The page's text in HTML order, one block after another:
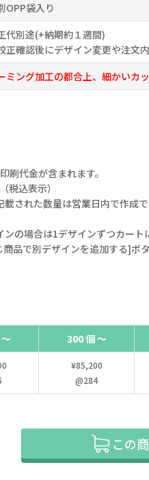
OPP袋入り
代別途(+納期約１週間)
正確認後にデザイン変更や注文
ミング加工の都合上、細かいカ
刷代金が含まれます。
税込表示）
された数量は営業日内で作成で
の場合は1デザインずつカート
品で別デザインを追加する]ボ
300 個 ～
¥85,200
@284
この